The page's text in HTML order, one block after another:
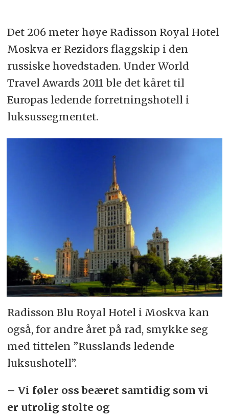
Det 206 meter høye Radisson Royal Hotel
Moskva er Rezidors flaggskip i den
russiske hovedstaden. Under World
Travel Awards 2011 ble det kåret til
Europas ledende forretningshotell i
luksussegmentet.
Radisson Blu Royal Hotel i Moskva kan
også, for andre året på rad, smykke seg
med tittelen ”Russlands ledende
luksushotell”.
– Vi føler oss beæret samtidig som vi
er utrolig stolte og